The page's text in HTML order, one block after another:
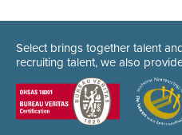
Select brings together talent
recruiting talent, we also